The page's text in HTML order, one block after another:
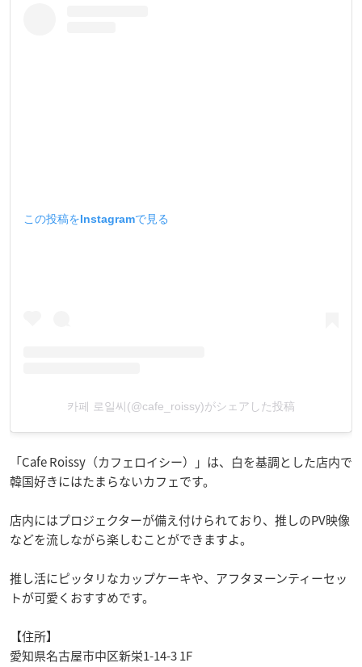
この投稿をInstagramで見る
카페 로일씨(@cafe_roissy)がシェアした投稿
「Cafe Roissy（カフェロイシー）」は、白を基調とした店内で
韓国好きにはたまらないカフェです。
店内にはプロジェクターが備え付けられており、推しのPV映像
などを流しながら楽しむことができますよ。
推し活にピッタリなカップケーキや、アフタヌーンティーセッ
トが可愛くおすすめです。
【住所】
愛知県名古屋市中区新栄1-14-3 1F